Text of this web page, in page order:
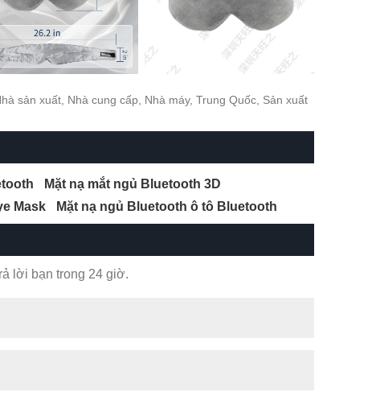
sản xuất, Nhà cung cấp, Nhà máy, Trung Quốc, Sản xuất
Mặt nạ mắt ngủ Bluetooth 3D
Mask Mặt nạ ngủ Bluetooth ô tô Bluetooth
lời bạn trong 24 giờ.